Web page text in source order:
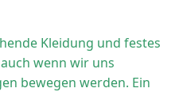
Kleidung und festes
wenn wir uns
bewegen werden. Ein